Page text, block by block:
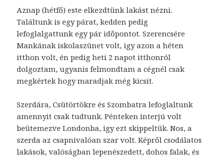
Aznap (hétfő) este elkezdtünk lakást nézni.
Találtunk is egy párat, kedden pedig
lefoglalgattunk egy pár időpontot. Szerencsére
Mankának iskolaszünet volt, igy azon a héten
itthon volt, én pedig heti 2 napot itthonról
dolgoztam, ugyanis felmondtam a cégnél csak
megkértek hogy maradjak még kicsit.
Szerdára, Csütörtökre és Szombatra lefoglaltunk
amennyit csak tudtunk. Pénteken interjú volt
beütemezve Londonba, igy ezt skippeltük. Nos, a
szerda az csapnivalóan szar volt. Képről csodálatos
lakások, valóságban lepenészedett, dohos falak, és